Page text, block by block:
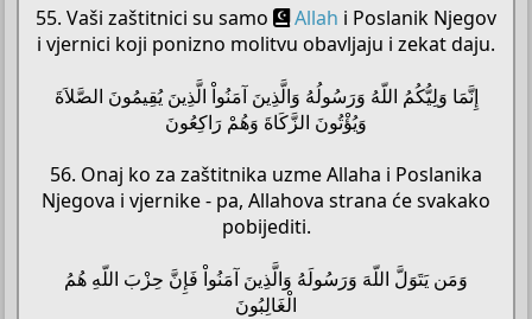
55. Vaši zaštitnici su samo
Allah i Poslanik Njegov
i vjernici koji ponizno molitvu obavljaju i zekat daju.
إِنَّمَا وَلِيُّكُمُ اللّهُ وَرَسُولُهُ وَالَّذِينَ آمَنُواْ الَّذِينَ يُقِيمُونَ الصَّلاَةَ
وَيُؤْتُونَ الزَّكَاةَ وَهُمْ رَاكِعُونَ
56. Onaj ko za zaštitnika uzme Allaha i Poslanika
Njegova i vjernike - pa, Allahova strana će svakako
pobijediti.
وَمَن يَتَوَلَّ اللّهَ وَرَسُولَهُ وَالَّذِينَ آمَنُواْ فَإِنَّ حِزْبَ اللّهِ هُمُ
الْغَالِبُونَ